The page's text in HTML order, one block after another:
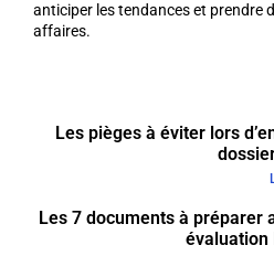
anticiper les tendances et prendre
affaires.
Les pièges à éviter lors
Les 7 documents à préparer
évaluation